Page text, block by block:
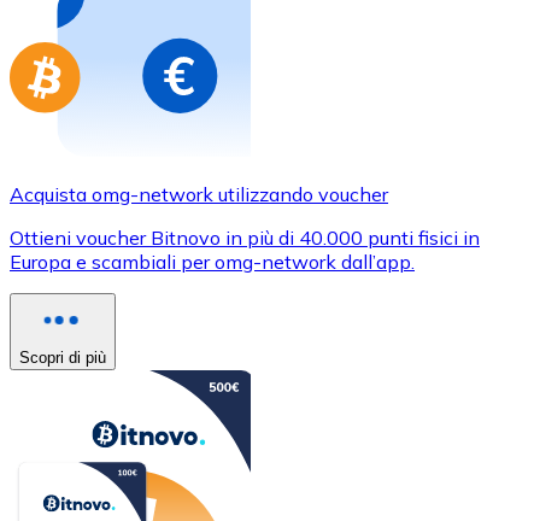
Acquista omg-network utilizzando voucher
Ottieni voucher Bitnovo in più di 40.000 punti fisici in
Europa e scambiali per omg-network dall’app.
Scopri di più